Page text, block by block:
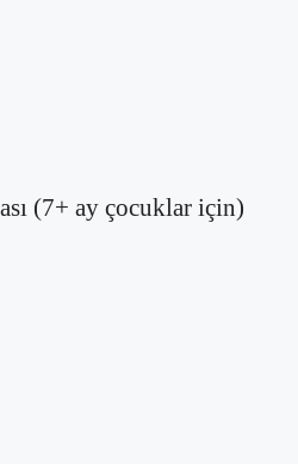
(7+ ay çocuklar için)